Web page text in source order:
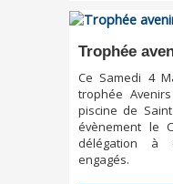
Trophée
Ce Samedi 4
trophée
piscine de
évènement le
délégation à
engagés.